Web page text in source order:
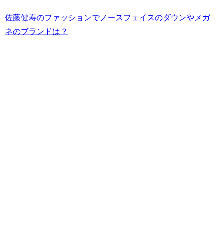
佐藤健寿のファッションでノースフェイスのダウンやメガ
ネのブランドは？